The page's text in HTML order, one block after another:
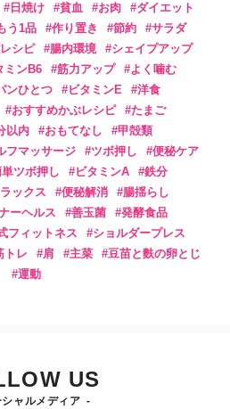
日焼け 貧血 お肉
ダイエット
う1品 作り置き 節約
サラダ
シピ 腸内環境
シェイプアップ
ミンB6 筋力アップ
よく噛む
ンひとつ ビタミンE
洋食
おすすめかぶレシピ
たまご
以内 おもてなし
甲殻類
フマッサージ ツボ押し
便秘ケア
ツボ押し ビタミンA
鉄分
ックス 便秘解消
腸揺らし
ーヘルス 善玉菌
発酵食品
フィットネス
ショルダープレス
トレ 肩 主菜
豆苗と麩の卵とじ
運動
US
シャルメディア